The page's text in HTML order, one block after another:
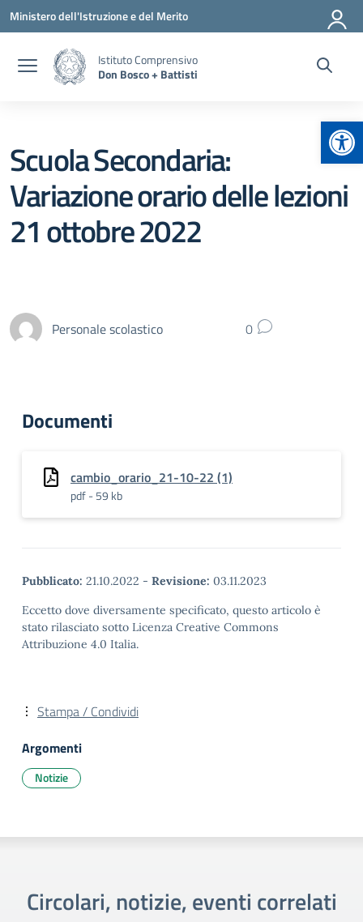
Vai ai contenuti
Vai al menu di navigazione
Vai al footer
Ministero dell'Istruzione e del Merito
Istituto Comprensivo
Don Bosco + Battisti
Scuola Secondaria:
Variazione orario delle lezioni
21 ottobre 2022
Personale scolastico 0
Documenti
cambio_orario_21-10-22 (1)
pdf - 59 kb
Pubblicato: 21.10.2022 - Revisione: 03.11.2023
Eccetto dove diversamente specificato, questo articolo è
stato rilasciato sotto Licenza Creative Commons
Attribuzione 4.0 Italia.
Stampa / Condividi
Argomenti
Notizie
Circolari, notizie, eventi correlati